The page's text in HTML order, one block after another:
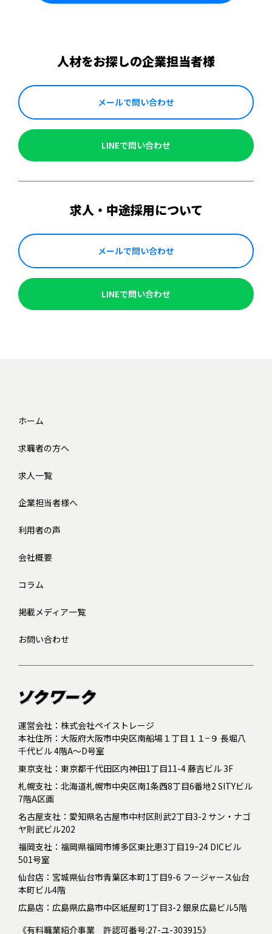
人材をお探しの企業担当者様
メールで問い合わせ
LINEで問い合わせ
求人・中途採用について
メールで問い合わせ
LINEで問い合わせ
ホーム
求職者の方へ
求人一覧
企業担当者様へ
利用者の声
会社概要
コラム
掲載メディア一覧
お問い合わせ
運営会社：株式会社ペイストレージ
本社住所：大阪府大阪市中央区南船場１丁目１１−９ 長堀八
千代ビル 4階A～D号室
東京支社：東京都千代田区内神田1丁目11-4 藤吉ビル 3F
札幌支社：北海道札幌市中央区南1条西8丁目6番地2 SITYビル
7階A区画
名古屋支社：愛知県名古屋市中村区則武2丁目3-2 サン・ナゴ
ヤ則武ビル202
福岡支社：福岡県福岡市博多区東比恵3丁目19ｰ24 DICビル
501号室
仙台店：宮城県仙台市青葉区本町1丁目9-6 フージャース仙台
本町ビル4階
広島店：広島県広島市中区紙屋町1丁目3-2 銀泉広島ビル5階
《有料職業紹介事業 許認可番号:27-ユ-303915》